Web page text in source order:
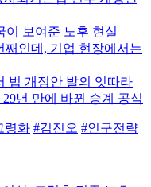
이 보여준 노후 현실
째인데, 기업 현장에서는
법 개정안 발의 잇따라
년 만에 바뀐 승계 공식
령화 #김진오 #인구전략